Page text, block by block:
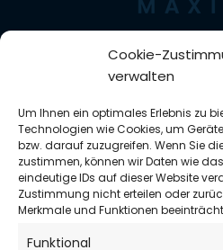
Cookie-
verwalten
Um Ihnen ein optimales Erlebnis zu
Technologien wie Cookies, um
bzw. darauf zuzugreifen. Wenn Sie
zustimmen, können wir Daten wie
eindeutige IDs auf dieser Website
Zustimmung nicht erteilen oder
Merkmale und Funktionen
Funktional
Vertrag
AGB
Richtlinie für
Cookie-